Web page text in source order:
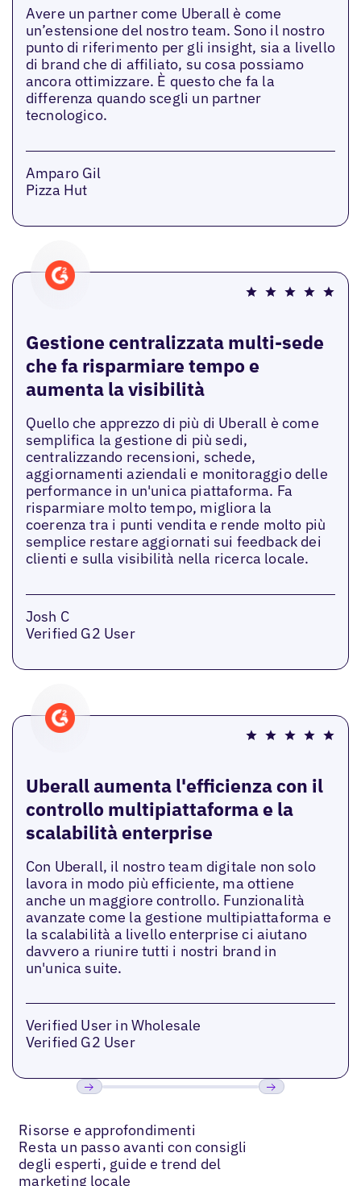
Avere un partner come Uberall è come
un’estensione del nostro team. Sono il nostro
punto di riferimento per gli insight, sia a livello
di brand che di affiliato, su cosa possiamo
ancora ottimizzare. È questo che fa la
differenza quando scegli un partner
tecnologico.
Amparo Gil
Pizza Hut
Gestione centralizzata multi-sede
che fa risparmiare tempo e
aumenta la visibilità
Quello che apprezzo di più di Uberall è come
semplifica la gestione di più sedi,
centralizzando recensioni, schede,
aggiornamenti aziendali e monitoraggio delle
performance in un'unica piattaforma. Fa
risparmiare molto tempo, migliora la
coerenza tra i punti vendita e rende molto più
semplice restare aggiornati sui feedback dei
clienti e sulla visibilità nella ricerca locale.
Josh C
Verified G2 User
Uberall aumenta l'efficienza con il
controllo multipiattaforma e la
scalabilità enterprise
Con Uberall, il nostro team digitale non solo
lavora in modo più efficiente, ma ottiene
anche un maggiore controllo. Funzionalità
avanzate come la gestione multipiattaforma e
la scalabilità a livello enterprise ci aiutano
davvero a riunire tutti i nostri brand in
un'unica suite.
Verified User in Wholesale
Verified G2 User
Risorse e approfondimenti
Resta un passo avanti con consigli
degli esperti, guide e trend del
marketing locale